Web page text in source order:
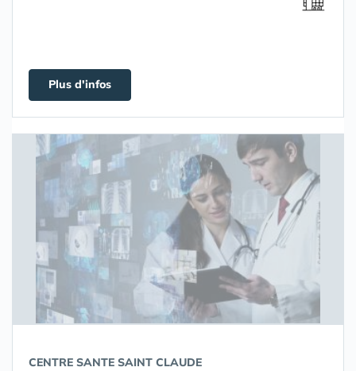
Plus d'infos
CENTRE SANTE SAINT CLAUDE